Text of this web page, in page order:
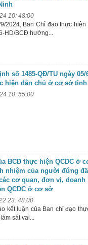
10: 48:00
9/2024, Ban Chỉ đạo thực
HD/BCĐ hướng...
số 1485-QĐ/TU ngày
hiện dân chủ ở cơ sở tỉnh
10: 55:00
BCĐ thực hiện QCDC ở
nhiệm của người đứng
cơ quan, đơn vị,
QCDC ở cơ sở
23: 48:00
kết luận của Ban chỉ đạo
sát vai...